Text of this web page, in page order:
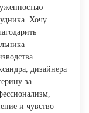
Хочу
дизайнера
за
и чувство